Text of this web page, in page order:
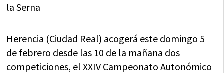
la Serna
Herencia (Ciudad Real) acogerá este domingo 5
de febrero desde las 10 de la mañana dos
competiciones, el XXIV Campeonato Autonómico